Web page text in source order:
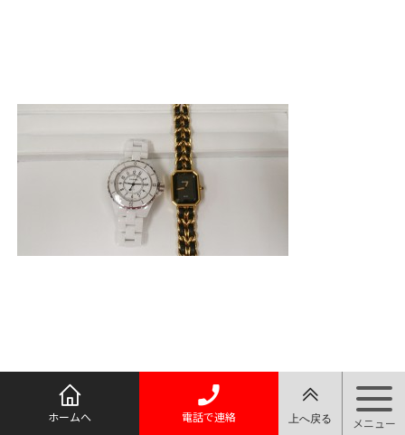
ホームへ 電話で連絡